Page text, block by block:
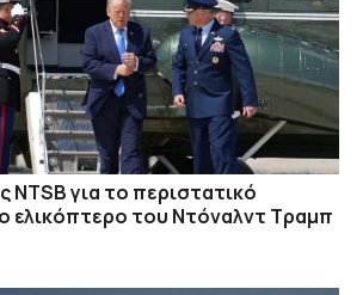
NTSB για το περιστατικό
ελικόπτερο του Ντόναλντ Τραμπ